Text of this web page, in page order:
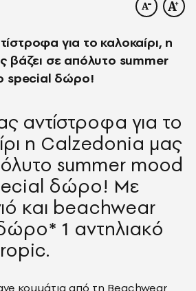
για το καλοκαίρι, η
βάζει σε απόλυτο summer
special δώρο!
η Calzedonia μας
summer mood
δώρο! Mε
και beachwear
1 αντηλιακό
κομμάτια από τη Beachwear